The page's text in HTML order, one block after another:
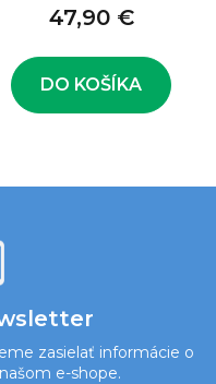
47,90 €
DO KOŠÍKA
zasielať informácie o
e-shope.